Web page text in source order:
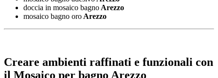
doccia in mosaico bagnoArezzo
mosaico bagno oroArezzo
Creare ambienti raffinati e funzionali con
il Mosaico per bagno Arezzo